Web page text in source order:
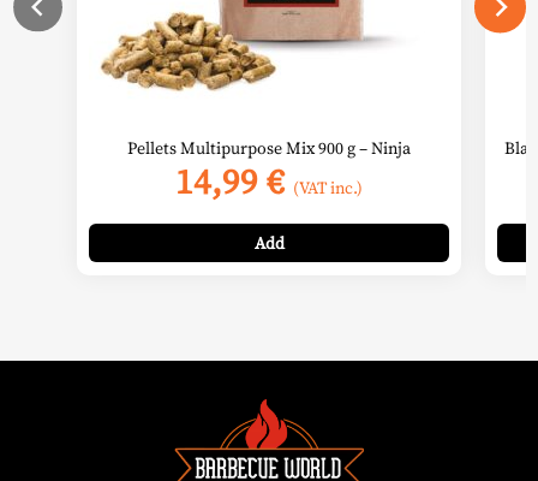
Pellets Multipurpose Mix 900 g – Ninja
14,99€ (VAT inc.)
Add